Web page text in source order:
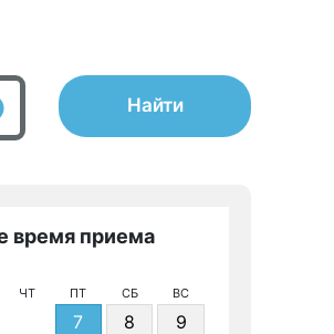
Найти
время приема
ЧТ ПТ СБ ВС
7 8
9